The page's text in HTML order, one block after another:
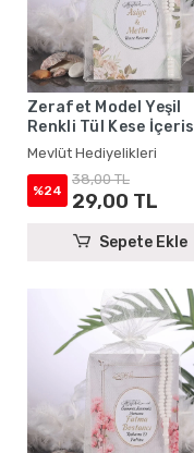
Zerafet Model Yeşil
Renkli Tül Kese
Yasin Kitabı ve
Mevlüt Hediyelikleri
Mevlüt Hediyelikleri
%24
38,00 TL
29,00 TL
Sepete Ekle